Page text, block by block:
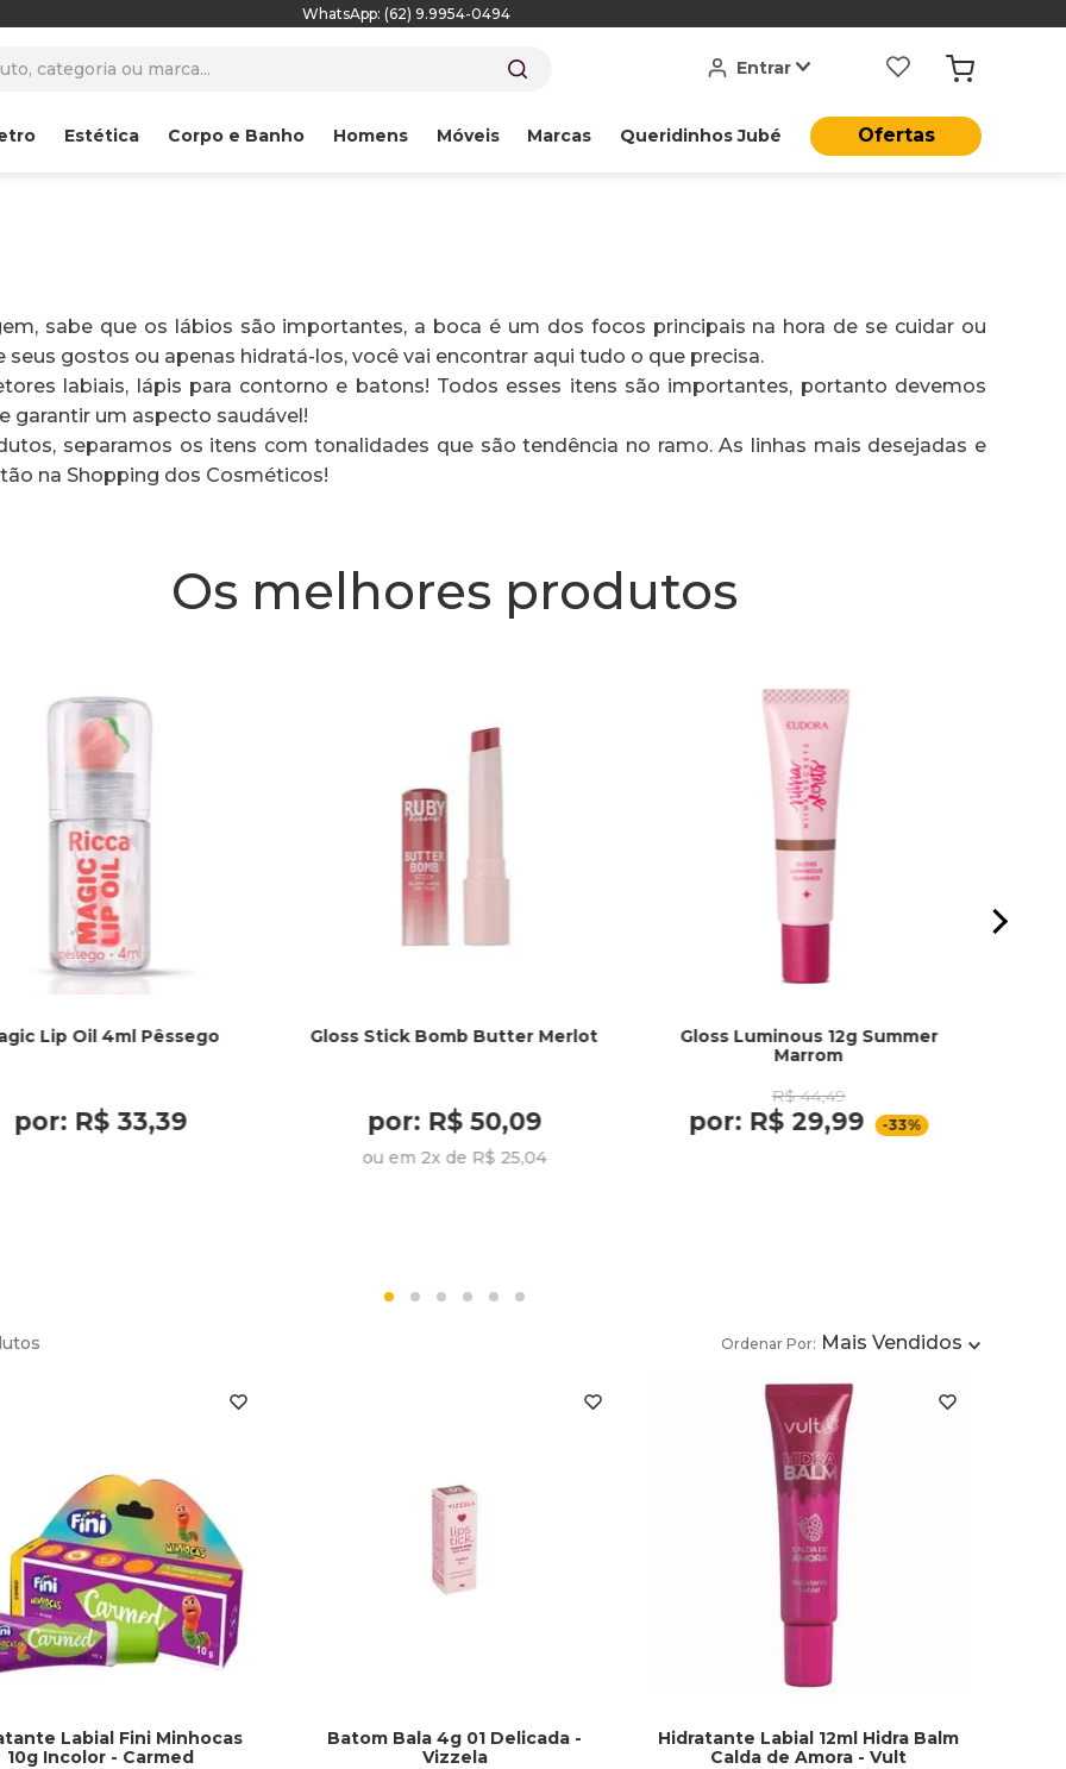
WhatsApp: (62) 9.9954-0494
Entrar
Estética Corpo e Banho Homens Móveis Marcas Queridinhos Jubé Ofertas
sabe que os lábios são importantes, a boca é um dos focos principais na hora de se cuidar ou
gostos ou apenas hidratá-los, você vai encontrar aqui tudo o que precisa.
labiais, lápis para contorno e batons! Todos esses itens são importantes, portanto devemos
garantir um aspecto saudável!
separamos os itens com tonalidades que são tendência no ramo. As linhas mais desejadas e
na Shopping dos Cosméticos!
Os melhores produtos
Lip Oil 4ml Pêssego
por: R$ 33,39
Gloss Stick Bomb Butter Merlot
por: R$ 50,09
ou em 2x de R$ 25,04
Gloss Luminous 12g Summer
Marrom
R$ 44,49
por: R$ 29,99 -33%
Ordenar Por Mais Vendidos
Labial Fini Minhocas
10g Incolor - Carmed
Batom Bala 4g 01 Delicada -
Vizzela
Hidratante Labial 12ml Hidra Balm
Calda de Amora - Vult